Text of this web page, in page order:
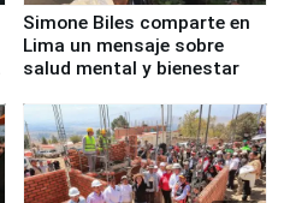
Simone Biles comparte en
Lima un mensaje sobre
salud mental y bienestar